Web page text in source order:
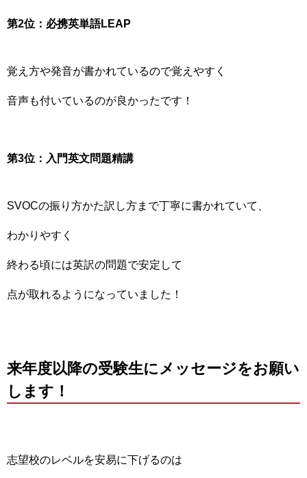
第2位：必携英単語LEAP
覚え方や発音が書かれているので覚えやすく
音声も付いているのが良かったです！
第3位：入門英文問題精講
SVOCの振り方かた訳し方まで丁寧に書かれていて、
わかりやすく
終わる頃には英訳の問題で安定して
点が取れるようになっていました！
来年度以降の受験生にメッセージをお願い
します！
志望校のレベルを安易に下げるのは